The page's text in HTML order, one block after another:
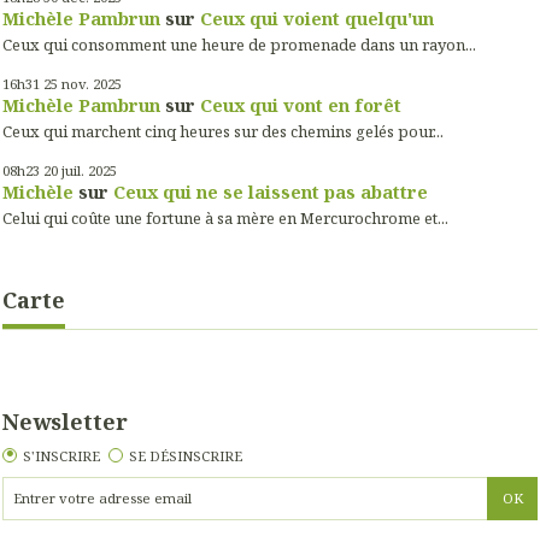
Michèle Pambrun sur Ceux qui voient quelqu'un
Ceux qui consomment une heure de promenade dans un rayon...
16h31 25 nov. 2025
Michèle Pambrun sur Ceux qui vont en forêt
Ceux qui marchent cinq heures sur des chemins gelés pour...
08h23 20 juil. 2025
Michèle sur Ceux qui ne se laissent pas abattre
Celui qui coûte une fortune à sa mère en Mercurochrome et...
Carte
Newsletter
S'INSCRIRE SE DÉSINSCRIRE